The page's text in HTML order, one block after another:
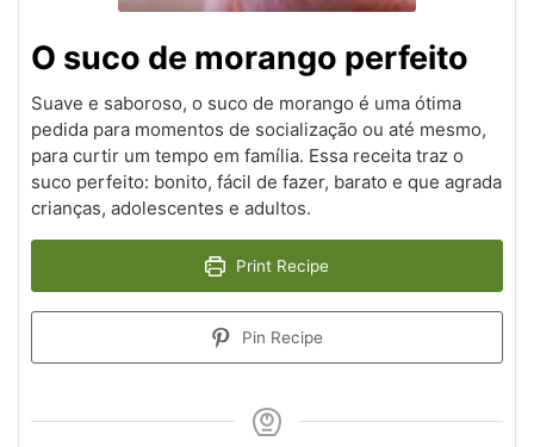
O suco de morango perfeito
Suave e saboroso, o suco de morango é uma ótima
pedida para momentos de socialização ou até mesmo,
para curtir um tempo em família. Essa receita traz o
suco perfeito: bonito, fácil de fazer, barato e que agrada
crianças, adolescentes e adultos.
Print Recipe
Pin Recipe